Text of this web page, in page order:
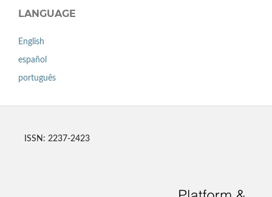
LANGUAGE
English
español
português
ISSN: 2237-2423